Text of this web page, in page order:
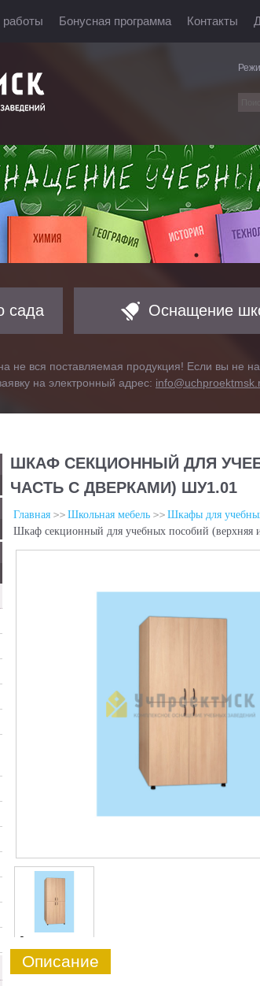
Бонусная программа Контакты
сада Оснащение
не вся поставляемая продукция! Если вы не
на электронный адрес:
ШКАФ СЕКЦИОННЫЙ ДЛЯ
ЧАСТЬ С ДВЕРКАМИ) ШУ1.01
Главная Школьная мебель
Шкафы для
Шкаф секционный для учебных пособий (верхняя
0
Описание